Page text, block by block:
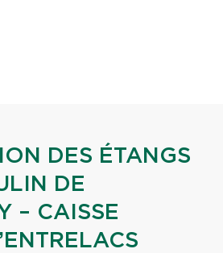
DES ÉTANGS
DE
– CAISSE